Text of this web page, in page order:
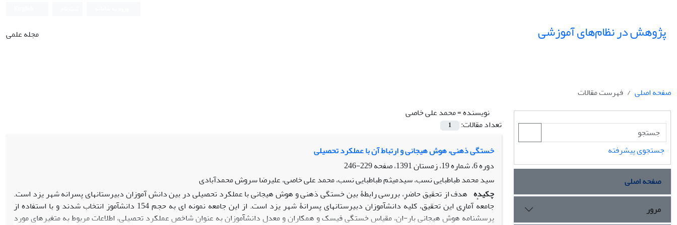
پژوهش در نظام‌های آموزشی مجله علمی
صفحه اصلی
فهرست مقالات
نویسنده =محمد علی خاصی
تعداد مقالات:
1
خستگی ذهنی، هوش هیجانی و ارتباط آن با عملکرد تحصیلی
دوره 6، شماره 19، زمستان 1391، صفحه
229-246
سید محمد طباطبایی نسب، سیدمیثم طباطبایی نسب، محمد علی خاصی، علیرضا سروش محمدآبادی
چکیده هدف از تحقیق حاضر، بررسی رابطۀ بین خستگی ذهنی و هوش هیجانی با عملکرد تحصیلی در بین دانش ­آموزان دبیرستان­های پسرانه شهر یزد است.
جامعهٔ آماری این تحقیق، کلیهٔ دانش­آموزان دبیرستان­های پسرانۀ شهر یزد است. از این جامعه نمونه ای به حجم 154 دانش­آموز انتخاب شدند و با استفاده از
پرسشنامهٔ هوش هیجانی بار-ان، مقیاس خستگی فیسک و همکاران و معدل دانش­آموزان به عنوان شاخص عملکرد تحصیلی، اطلاعات مربوط به متغیر­های مورد
جستجوی پیشرفته
صفحه اصلی
مرور